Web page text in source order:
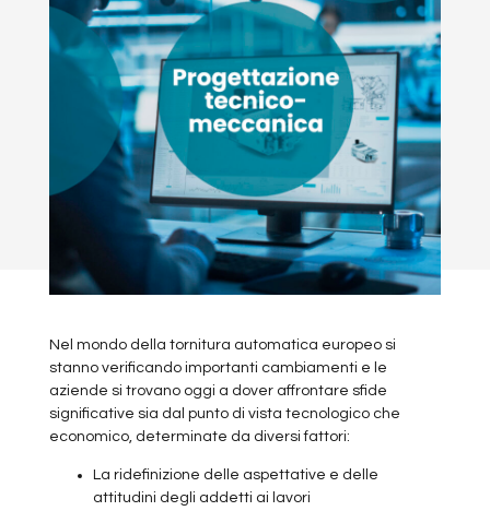
Nel mondo della tornitura automatica europeo si
stanno verificando importanti cambiamenti e le
aziende si trovano oggi a dover affrontare sfide
significative sia dal punto di vista tecnologico che
economico, determinate da diversi fattori:
La ridefinizione delle aspettative e delle
attitudini degli addetti ai lavori